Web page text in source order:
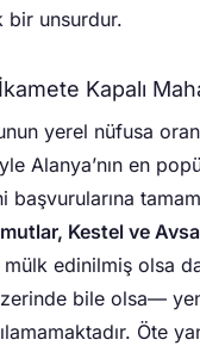
bir unsurdur.
Kapalı
yerel nüfusa
Alanya’nın en
Kestel ve
mülk edinilmiş olsa
bile olsa—
Öte